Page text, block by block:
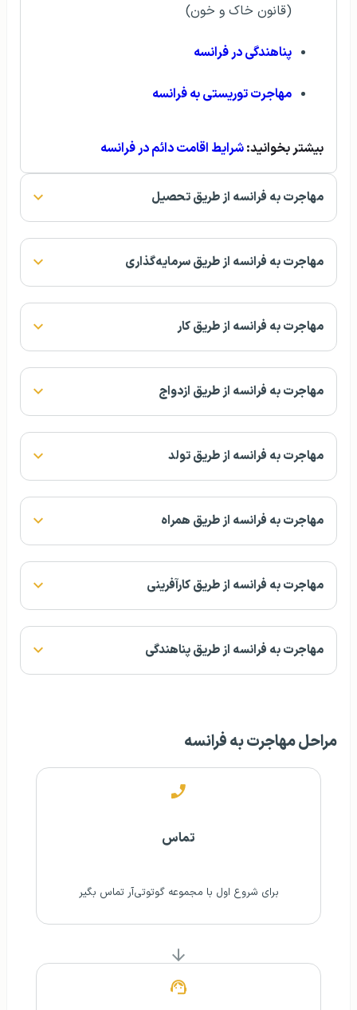
(قانون خاک و خون)
پناهندگی در فرانسه
مهاجرت توریستی به فرانسه
بیشتر بخوانید:شرایط اقامت دائم در فرانسه
مهاجرت به فرانسه از طریق تحصیل
مهاجرت به فرانسه از طریق سرمایه‌گذاری
مهاجرت به فرانسه از طریق کار
مهاجرت به فرانسه از طریق ازدواج
مهاجرت به فرانسه از طریق تولد
مهاجرت به فرانسه از طریق همراه
مهاجرت به فرانسه از طریق کارآفرینی
مهاجرت به فرانسه از طریق پناهندگی
مراحل مهاجرت به فرانسه
تماس
برای شروع اول با مجموعه گوتوتی‌آر تماس بگیر